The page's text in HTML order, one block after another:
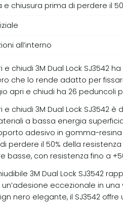
e chiusura prima di perdere il
all’interno
e chiudi 3M Dual Lock
che lo rende adatto per
apri e chiudi ha 26 peduncoli
e chiudi 3M Dual Lock SJ3542
a bassa energia
adesivo in gomma-resina
perdere il 50% della
basse, con resistenza fino a
3M Dual Lock SJ3542
eccezionale in
nero elegante, il SJ3542